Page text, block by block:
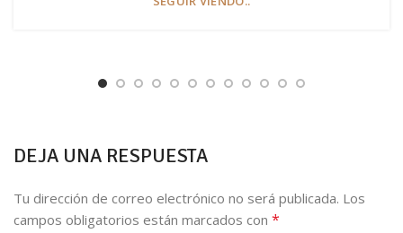
DEJA UNA RESPUESTA
Tu dirección de correo electrónico no será publicada. Los
campos obligatorios están marcados con *